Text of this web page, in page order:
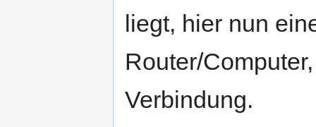
liegt, hier nun
Router/
Verbindung.